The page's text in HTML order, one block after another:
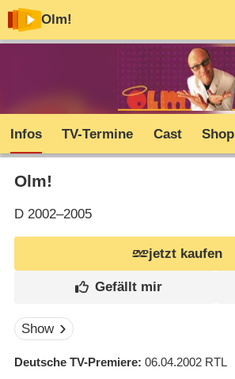
Olm!
Infos TV-Termine Cast Shop
Olm!
D2002–2005
jetzt kaufen
Show
Deutsche TV-Premiere 06.04.2002 RTL